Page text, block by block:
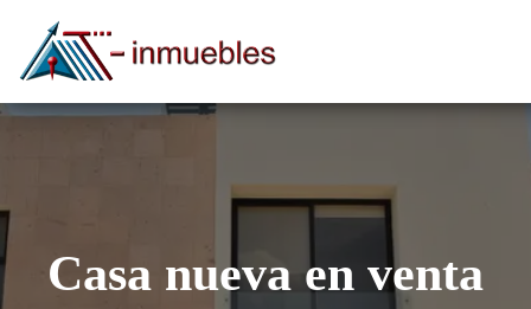
Casa nueva en venta